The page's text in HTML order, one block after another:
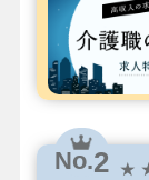
No.2 ★